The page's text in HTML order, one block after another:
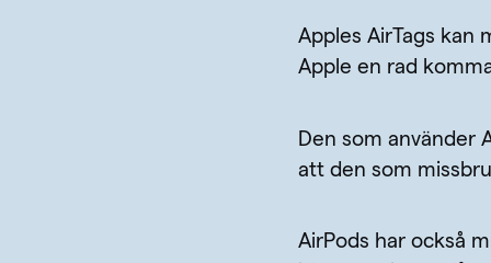
Apples AirTags kan
Apple en rad
Den som använder
att den som
AirPods har också